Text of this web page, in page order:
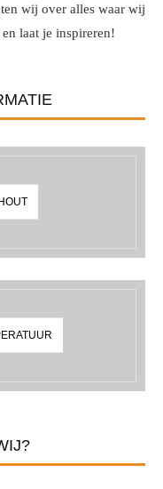
wij over alles waar wij
laat je inspireren!